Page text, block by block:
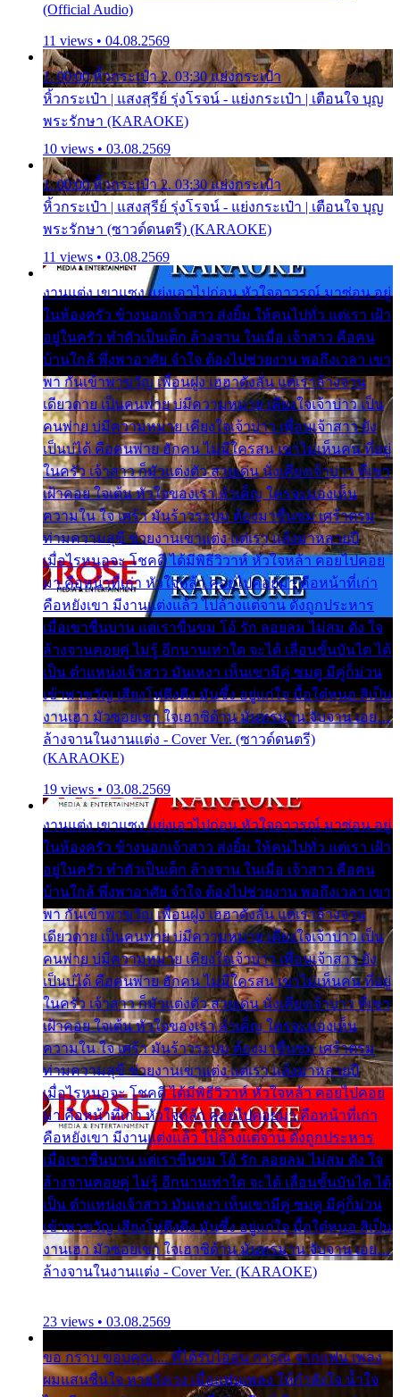
(Official Audio)
11 views • 04.08.2569
1. 00:00 หิ้วกระเป๋า 2. 03:30 แย่งกระเป๋า
หิ้วกระเป๋า | แสงสุรีย์ รุ่งโรจน์ - แย่งกระเป๋า | เตือนใจ บุญ
พระรักษา (KARAOKE)
10 views • 03.08.2569
1. 00:00 หิ้วกระเป๋า 2. 03:30 แย่งกระเป๋า
หิ้วกระเป๋า | แสงสุรีย์ รุ่งโรจน์ - แย่งกระเป๋า | เตือนใจ บุญ
พระรักษา (ซาวด์ดนตรี) (KARAOKE)
11 views • 03.08.2569
งานแต่ง เขาแซง แย่งเอาไปก่อน หัวใจอาวรณ์ มาซ่อน อยู่
ในห้องครัว ข้างนอกเจ้าสาว ส่งยิ้ม ให้คนไปทั่ว แต่เรา เฝ้า
อยู่ในครัว ทำตัวเป็นเด็ก ล้างจาน ในเมื่อ เจ้าสาว คือคน
บ้านใกล้ พึ่งพาอาศัย จำใจ ต้องไปช่วยงาน พอถึงเวลา เขา
พา กันเข้าพาขวัญ เพื่อนฝูง เฮฮาดังลั่น แต่เราล้างจาน
เดียวดาย เป็นคนพ่าย บ่มีความหมาย เคียงใจเจ้าบ่าว เป็น
คนพ่าย บ่มีความหมาย เคียงใจเจ้าบ่าว เพื่อนเจ้าสาว ยัง
เป็นบ่ได้ คือคนพ่าย ฮักคน ไม่มีใครสน เขาไม่เห็นคน ที่อยู่
ในครัว เจ้าสาว ก็มัวแต่งตัว สวยเด่น นั่งเคียงเจ้าบ่าว ที่เขา
เฝ้าคอย ใจเต้น หัวใจของเรา ลำเค็ญ ใครจะมองเห็น
ความใน ใจ เศร้า มันร้าวระบม ต้องมาขื่นขม เศร้าตรม
ท่ามความสุขี ช่วยงานเขาแต่ง แต่เรา แล้งมาหลายปี
เมื่อไรหนอจะ โชคดี ได้มีพิธีวิวาห์ หัวใจหล้า คอยไปคอย
มา คือหน้าที่เก่า หัวใจหล้า คอยไปคอยมา คือหน้าที่เก่า
คือหยังเขา มีงานแต่งแล้ว ไปล้างแต่จาน ดั่งถูกประหาร
เมื่อเขาชื่นบาน แต่เราขื่นขม โอ้ รัก ลอยลม ไม่สม ดัง ใจ
ล้างจานคอยคู่ ไม่รู้ อีกนานเท่าใด จะได้ เลื่อนขั้นบันได ได้
เป็น ตำแหน่งเจ้าสาว มันเหงา เห็นเขามีคู่ ซมดู มีคู่ก็ม่วน
เข้าพาขวัญ เสียงโห่ตึงตึง มันซึ้ง อยู่แก่ใจ มื้อใด๋หนอ สิเป็น
งานเฮา มัวซอยเขา ใจเฮาซิด้าน มันทรมาน จับจาน เอย…
ล้างจานในงานแต่ง - Cover Ver. (ซาวด์ดนตรี)
(KARAOKE)
19 views • 03.08.2569
งานแต่ง เขาแซง แย่งเอาไปก่อน หัวใจอาวรณ์ มาซ่อน อยู่
ในห้องครัว ข้างนอกเจ้าสาว ส่งยิ้ม ให้คนไปทั่ว แต่เรา เฝ้า
อยู่ในครัว ทำตัวเป็นเด็ก ล้างจาน ในเมื่อ เจ้าสาว คือคน
บ้านใกล้ พึ่งพาอาศัย จำใจ ต้องไปช่วยงาน พอถึงเวลา เขา
พา กันเข้าพาขวัญ เพื่อนฝูง เฮฮาดังลั่น แต่เราล้างจาน
เดียวดาย เป็นคนพ่าย บ่มีความหมาย เคียงใจเจ้าบ่าว เป็น
คนพ่าย บ่มีความหมาย เคียงใจเจ้าบ่าว เพื่อนเจ้าสาว ยัง
เป็นบ่ได้ คือคนพ่าย ฮักคน ไม่มีใครสน เขาไม่เห็นคน ที่อยู่
ในครัว เจ้าสาว ก็มัวแต่งตัว สวยเด่น นั่งเคียงเจ้าบ่าว ที่เขา
เฝ้าคอย ใจเต้น หัวใจของเรา ลำเค็ญ ใครจะมองเห็น
ความใน ใจ เศร้า มันร้าวระบม ต้องมาขื่นขม เศร้าตรม
ท่ามความสุขี ช่วยงานเขาแต่ง แต่เรา แล้งมาหลายปี
เมื่อไรหนอจะ โชคดี ได้มีพิธีวิวาห์ หัวใจหล้า คอยไปคอย
มา คือหน้าที่เก่า หัวใจหล้า คอยไปคอยมา คือหน้าที่เก่า
คือหยังเขา มีงานแต่งแล้ว ไปล้างแต่จาน ดั่งถูกประหาร
เมื่อเขาชื่นบาน แต่เราขื่นขม โอ้ รัก ลอยลม ไม่สม ดัง ใจ
ล้างจานคอยคู่ ไม่รู้ อีกนานเท่าใด จะได้ เลื่อนขั้นบันได ได้
เป็น ตำแหน่งเจ้าสาว มันเหงา เห็นเขามีคู่ ซมดู มีคู่ก็ม่วน
เข้าพาขวัญ เสียงโห่ตึงตึง มันซึ้ง อยู่แก่ใจ มื้อใด๋หนอ สิเป็น
งานเฮา มัวซอยเขา ใจเฮาซิด้าน มันทรมาน จับจาน เอย…
ล้างจานในงานแต่ง - Cover Ver. (KARAOKE)
23 views • 03.08.2569
ขอ กราบ ขอบคุณ.... ที่ได้รับไออุ่น การุณ จากแฟน เพลง
ผมแสนชื่นใจ หายวังเวง เมื่อแฟนเพลง ให้กำลังใจ น้ำใจ